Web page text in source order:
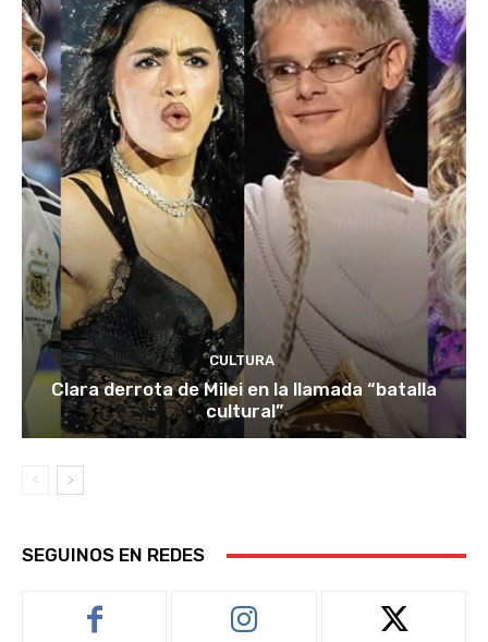
CULTURA
Clara derrota de Milei en la llamada “batalla
cultural”
SEGUINOS EN REDES